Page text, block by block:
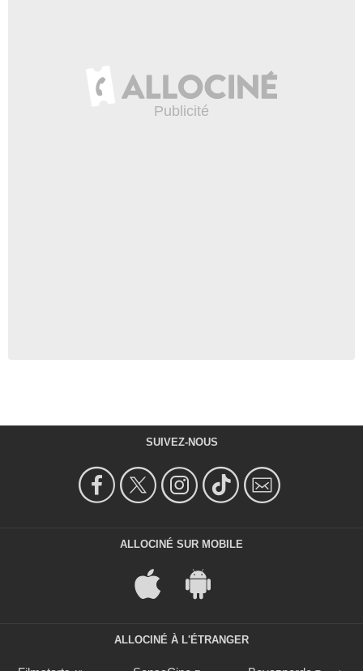
SUIVEZ-NOUS
ALLOCINÉ SUR MOBILE
ALLOCINÉ À L'ÉTRANGER